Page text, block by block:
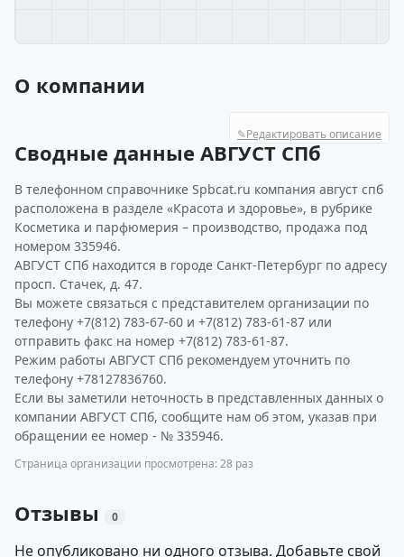
О компании
✎Редактировать описание
Сводные данные АВГУСТ СПб
В телефонном справочнике Spbcat.ru компания август спб
расположена в разделе «Красота и здоровье», в рубрике
Косметика и парфюмерия – производство, продажа под
номером 335946.
АВГУСТ СПб находится в городе Санкт-Петербург по адресу
просп. Стачек, д. 47.
Вы можете связаться с представителем организации по
телефону +7(812) 783-67-60 и +7(812) 783-61-87 или
отправить факс на номер +7(812) 783-61-87.
Режим работы АВГУСТ СПб рекомендуем уточнить по
телефону +78127836760.
Если вы заметили неточность в представленных данных о
компании АВГУСТ СПб, сообщите нам об этом, указав при
обращении ее номер - № 335946.
Страница организации просмотрена: 28 раз
Отзывы 0
Не опубликовано ни одного отзыва. Добавьте свой